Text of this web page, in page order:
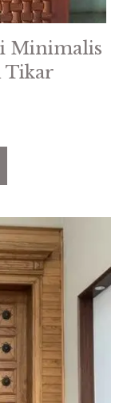
Minimalis
Tikar